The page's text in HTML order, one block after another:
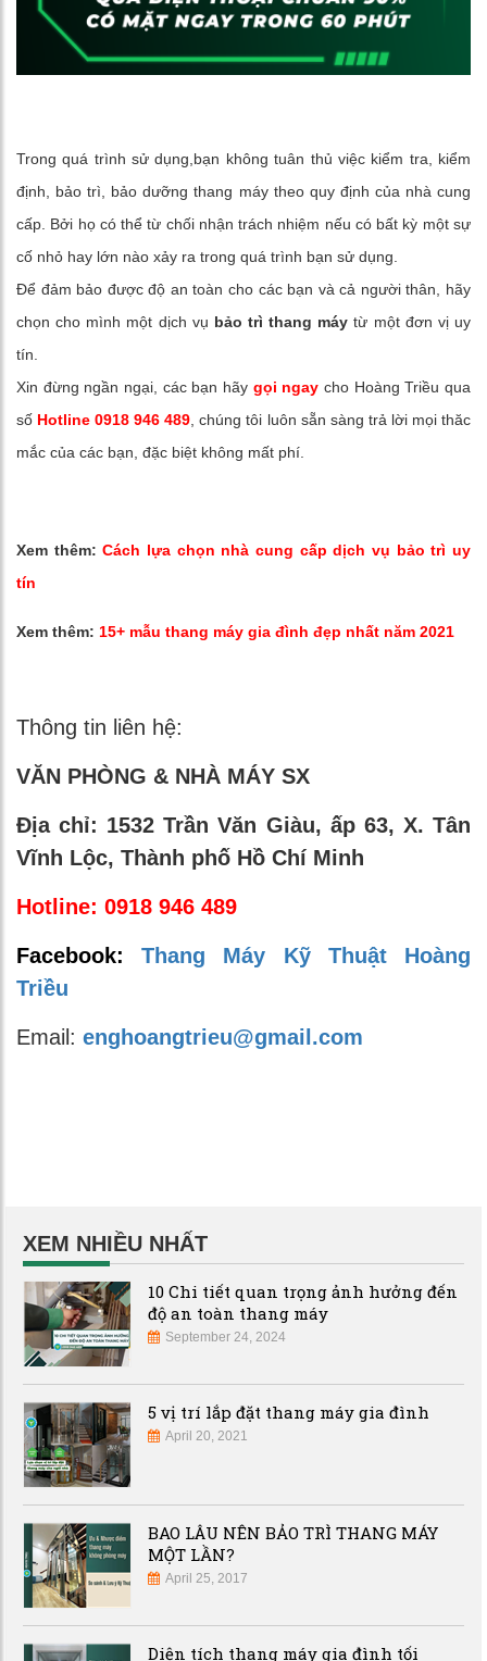
Trong quá trình sử dụng,bạn không tuân thủ việc kiểm tra, kiểm
định, bảo trì, bảo dưỡng thang máy theo quy định của nhà cung
cấp. Bởi họ có thể từ chối nhận trách nhiệm nếu có bất kỳ một sự
cố nhỏ hay lớn nào xảy ra trong quá trình bạn sử dụng.
Để đảm bảo được độ an toàn cho các bạn và cả người thân, hãy
chọn cho mình một dịch vụ bảo trì thang máy từ một đơn vị uy
tín.
Xin đừng ngần ngại, các bạn hãy gọi ngay cho Hoàng Triều qua
số Hotline 0918 946 489 , chúng tôi luôn sẵn sàng trả lời mọi thăc
mắc của các bạn, đặc biệt không mất phí.
Xem thêm:Cách lựa chọn nhà cung cấp dịch vụ bảo trì uy
tín
Xem thêm: 15+ mẫu thang máy gia đình đẹp nhất năm 2021
Thông tin liên hệ:
VĂN PHÒNG & NHÀ MÁY SX
Địa chỉ: 1532 Trần Văn Giàu, ấp 63, X. Tân
Vĩnh Lộc, Thành phố Hồ Chí Minh
Hotline: 0918 946 489
Facebook:Thang Máy Kỹ Thuật Hoàng
Triều
Email: enghoangtrieu@gmail.com
XEM NHIỀU NHẤT
10 Chi tiết quan trọng ảnh hưởng đến
độ an toàn thang máy
September 24, 2024
5 vị trí lắp đặt thang máy gia đình
April 20, 2021
BAO LÂU NÊN BẢO TRÌ THANG MÁY
MỘT LẦN?
April 25, 2017
Diện tích thang máy gia đình tối